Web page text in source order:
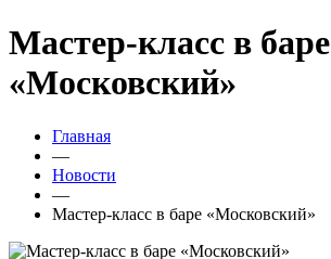
Мастер-класс в баре
«Московский»
Главная
—
Новости
—
Мастер-класс в баре «Московский»